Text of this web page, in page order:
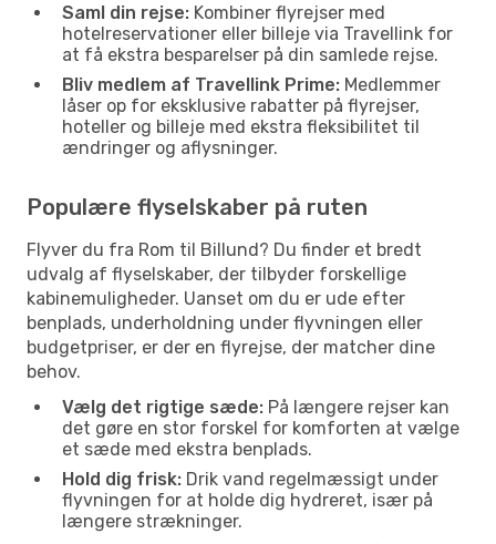
Saml din rejse: Kombiner flyrejser med
hotelreservationer eller billeje via Travellink for
at få ekstra besparelser på din samlede rejse.
Bliv medlem af Travellink Prime: Medlemmer
låser op for eksklusive rabatter på flyrejser,
hoteller og billeje med ekstra fleksibilitet til
ændringer og aflysninger.
Populære flyselskaber på ruten
Flyver du fra Rom til Billund? Du finder et bredt
udvalg af flyselskaber, der tilbyder forskellige
kabinemuligheder. Uanset om du er ude efter
benplads, underholdning under flyvningen eller
budgetpriser, er der en flyrejse, der matcher dine
behov.
Vælg det rigtige sæde: På længere rejser kan
det gøre en stor forskel for komforten at vælge
et sæde med ekstra benplads.
Hold dig frisk: Drik vand regelmæssigt under
flyvningen for at holde dig hydreret, især på
længere strækninger.